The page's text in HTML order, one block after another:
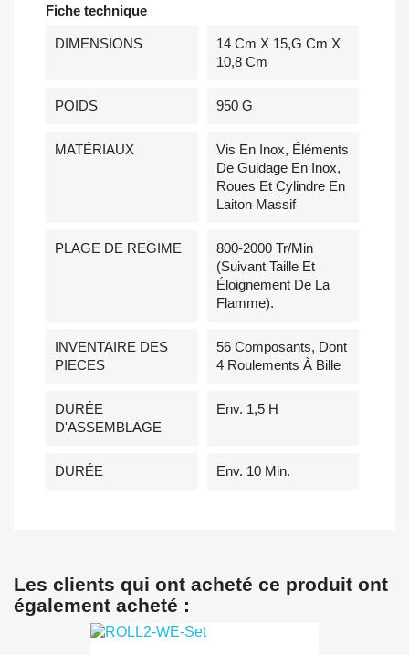
Fiche technique
DIMENSIONS
14 Cm X 15,g Cm X
10,8 Cm
POIDS 950 G
MATÉRIAUX
Vis En Inox, Éléments
De Guidage En Inox,
Roues Et Cylindre En
Laiton Massif
PLAGE DE REGIME
800-2000 Tr/min
(suivant Taille Et
Éloignement De La
Flamme).
INVENTAIRE DES
PIECES
56 Composants, Dont
4 Roulements À Bille
DURÉE
D'ASSEMBLAGE
Env. 1,5 H
DURÉE Env. 10 Min.
Les clients qui ont acheté ce produit ont
également acheté :